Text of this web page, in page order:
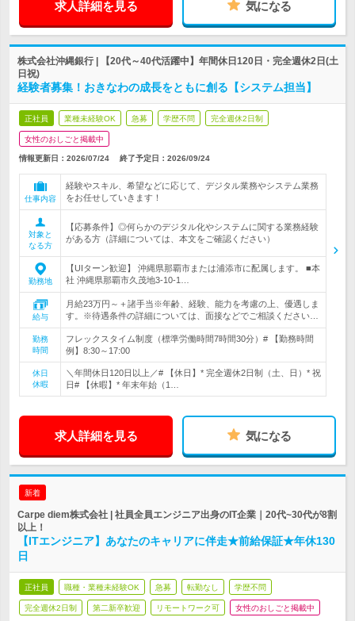
求人詳細を見る 気になる
株式会社沖縄銀行 | 【20代～40代活躍中】年間休日120日・完全週休2日(土
日祝)
経験者募集！おきなわの成長をともに創る【システム担当】
正社員 業種未経験OK 急募 学歴不問 完全週休2日制
女性のおしごと掲載中
情報更新日：2026/07/24 終了予定日： 2026/09/24
仕事内容
経験やスキル、希望などに応じて、デジタル業務やシステム業務
をお任せしていきます！
対象と
なる方
【応募条件】◎何らかのデジタル化やシステムに関する業務経験
がある方（詳細については、本文をご確認ください）
勤務地
【UIターン歓迎】 沖縄県那覇市または浦添市に配属します。 ■本
社 沖縄県那覇市久茂地3-10-1…
給与
月給23万円～＋諸手当※年齢、経験、能力を考慮の上、優遇しま
す。※待遇条件の詳細については、面接などでご相談ください…
勤務
時間
フレックスタイム制度（標準労働時間7時間30分）# 【勤務時間
例】8:30～17:00
休日
休暇
＼年間休日120日以上／# 【休日】* 完全週休2日制（土、日）* 祝
日# 【休暇】* 年末年始（1…
求人詳細を見る 気になる
新着
Carpe diem株式会社 | 社員全員エンジニア出身のIT企業｜20代~30代が8割
以上！
【ITエンジニア】あなたのキャリアに伴走★前給保証★年休130
日
正社員 職種・業種未経験OK 急募 転勤なし 学歴不問
完全週休2日制 第二新卒歓迎 リモートワーク可 女性のおしごと掲載中